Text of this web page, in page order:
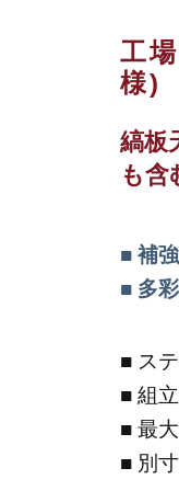
工
様)
縞板
も含
補
多
ス
組
最
別